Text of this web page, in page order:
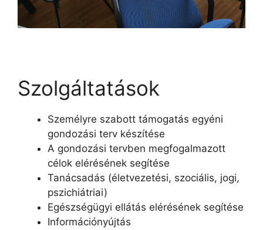
Szolgáltatások
Személyre szabott támogatás egyéni
gondozási terv készítése
A gondozási tervben megfogalmazott
célok elérésének segítése
Tanácsadás (életvezetési, szociális, jogi,
pszichiátriai)
Egészségügyi ellátás elérésének segítése
Információnyújtás